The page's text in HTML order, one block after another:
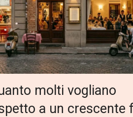
molti vogliano
a un crescente